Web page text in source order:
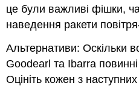
це були важливі фішки,
наведення ракети
Альтернативи: Оскільки
Goodearl та Ibarra
Оцініть кожен з